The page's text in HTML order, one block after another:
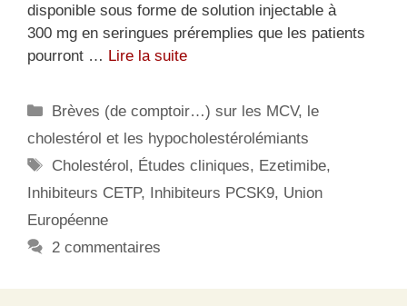
disponible sous forme de solution injectable à
300 mg en seringues préremplies que les patients
pourront … Lire la suite
Catégories
Brèves (de comptoir…) sur les MCV, le
cholestérol et les hypocholestérolémiants
Étiquettes
Cholestérol, Études cliniques, Ezetimibe,
Inhibiteurs CETP, Inhibiteurs PCSK9, Union
Européenne
2 commentaires